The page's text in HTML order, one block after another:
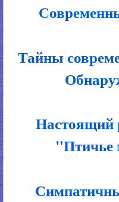
Тайны
Настоящий
"Птичье